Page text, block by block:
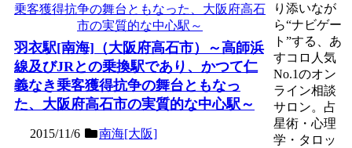
羽衣駅[南海]（大阪府高石市）～高師浜
線及びJRとの乗換駅であり、かつて仁
義なき乗客獲得抗争の舞台ともなっ
た、大阪府高石市の実質的な中心駅～
2015/11/6 南海[大阪]
り添いなが
ら“ナビゲー
ト”する、あ
すコロ人気
No.1のオン
ライン相談
サロン。占
星術・心理
学・タロッ